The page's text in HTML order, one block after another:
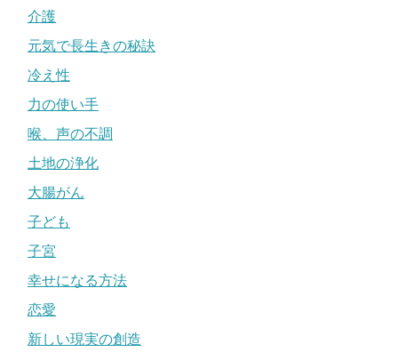
介護
元気で長生きの秘訣
冷え性
力の使い手
喉、声の不調
土地の浄化
大腸がん
子ども
子宮
幸せになる方法
恋愛
新しい現実の創造